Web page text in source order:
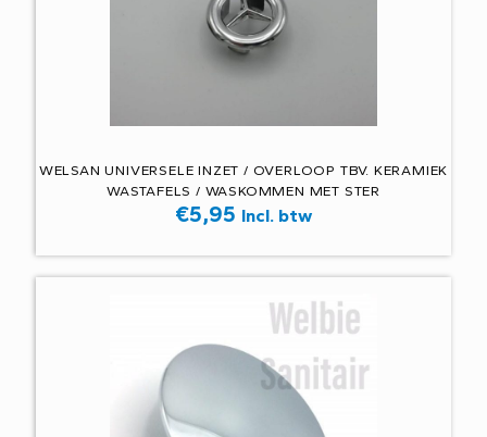
WELSAN UNIVERSELE INZET / OVERLOOP TBV. KERAMIEK
WASTAFELS / WASKOMMEN MET STER
€5,95 Incl. btw